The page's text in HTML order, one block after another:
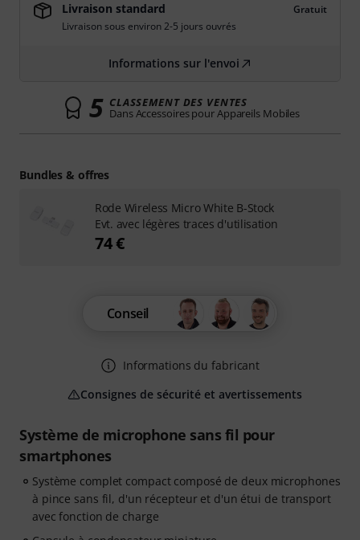
Système de microphone sans fil pour
smartphones
Système complet compact composé de deux microphones
à pince sans fil, d'un récepteur et d'un étui de transport
avec fonction de charge
Livraison standard
Gratuit
Livraison sous environ 2-5 jours ouvrés
Informations sur l'envoi
5 CLASSEMENT DES VENTES
Dans Accessoires pour Appareils Mobiles
Conseil
Informations du fabricant
Consignes de sécurité et avertissements
Bundles & offres
Rode Wireless Micro White B-Stock
Evt. avec légères traces d'utilisation
74 €